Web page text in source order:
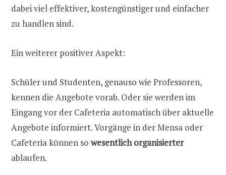
dabei viel effektiver, kostengünstiger und einfacher
zu handlen sind.
Ein weiterer positiver Aspekt:
Schüler und Studenten, genauso wie Professoren,
kennen die Angebote vorab. Oder sie werden im
Eingang vor der Cafeteria automatisch über aktuelle
Angebote informiert. Vorgänge in der Mensa oder
Cafeteria können so wesentlich organisierter
ablaufen.